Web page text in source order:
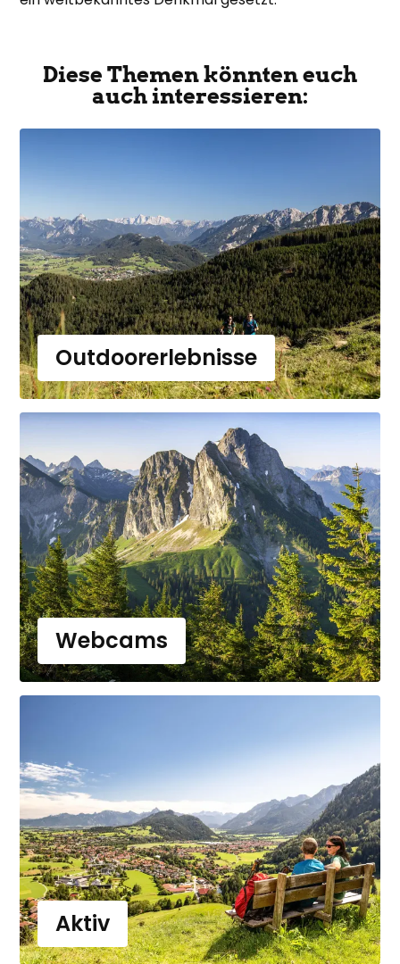
Diese Themen könnten euch
auch interessieren:
Outdoorerlebnisse
Webcams
Aktiv